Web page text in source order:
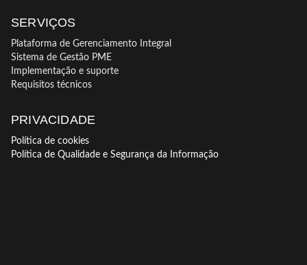
SERVIÇOS
Plataforma de Gerenciamento Integral
Sistema de Gestão PME
Implementação e suporte
Requisitos técnicos
PRIVACIDADE
Política de cookies
Política de Qualidade e Segurança da Informação